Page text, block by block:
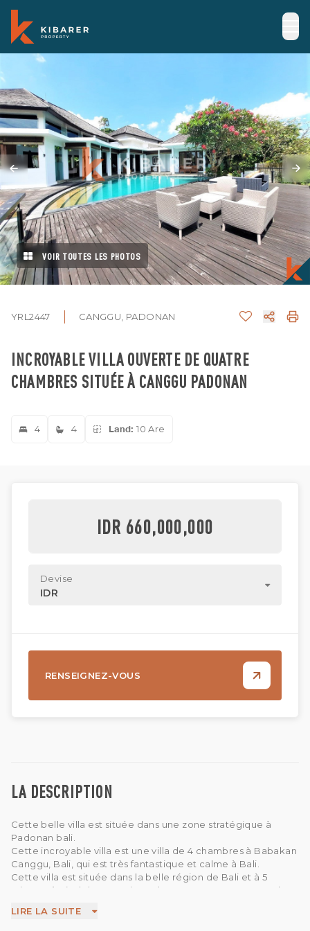
VOIR TOUTES LES PHOTOS
YRL2447 CANGGU, PADONAN
INCROYABLE VILLA OUVERTE DE QUATRE
CHAMBRES SITUÉE À CANGGU PADONAN
4 4 Land: 10 Are
LA DESCRIPTION
Cette belle villa est située dans une zone stratégique à
Padonan bali.
Cette incroyable villa est une villa de 4 chambres à Babakan
Canggu, Bali, qui est très fantastique et calme à Bali.
Cette villa est située dans la belle région de Bali et à 5
minutes à pied du magasin et du restaurant. En passant des
dans un état de relaxation profonde en flottant autour de la
LIRE LA SUITE
IDR 660,000,000
Devise
IDR
RENSEIGNEZ-VOUS